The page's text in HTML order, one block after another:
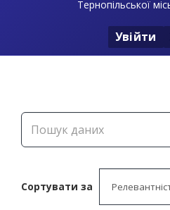
Тернопільської
Увійти
Сортувати за